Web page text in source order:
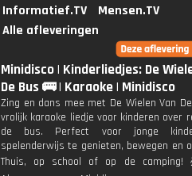
Informatief.TV
Mensen.TV
Alle afleveringen
Minidisco | Kinderliedjes: De
De Bus 🚌 | Karaoke | Minidisco
Zing en dans mee met De Wielen Van
vrolijk karaoke liedje voor kinderen over
de bus. Perfect voor jonge
spelenderwijs te genieten, bewegen en
Thuis, op school of op de